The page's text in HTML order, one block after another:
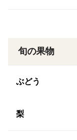
旬の果物
ぶどう
梨